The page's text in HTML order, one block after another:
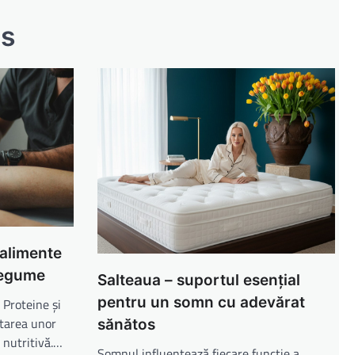
Proteine și
unor
nutritivă.…
Salteaua – suportul esențial
pentru un somn cu adevărat
sănătos